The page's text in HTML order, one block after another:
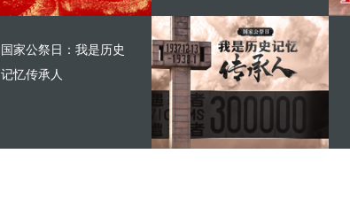
国家公祭日：我是历史
记忆传承人